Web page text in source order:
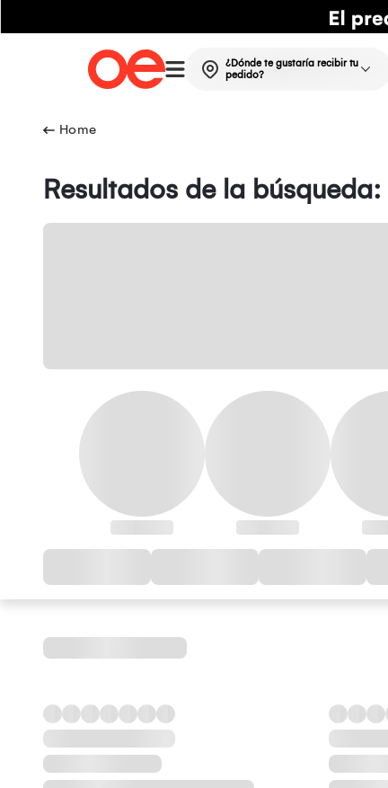
¿Dónde te gustaría recibir tu
pedido?
Resultados de la búsqueda: